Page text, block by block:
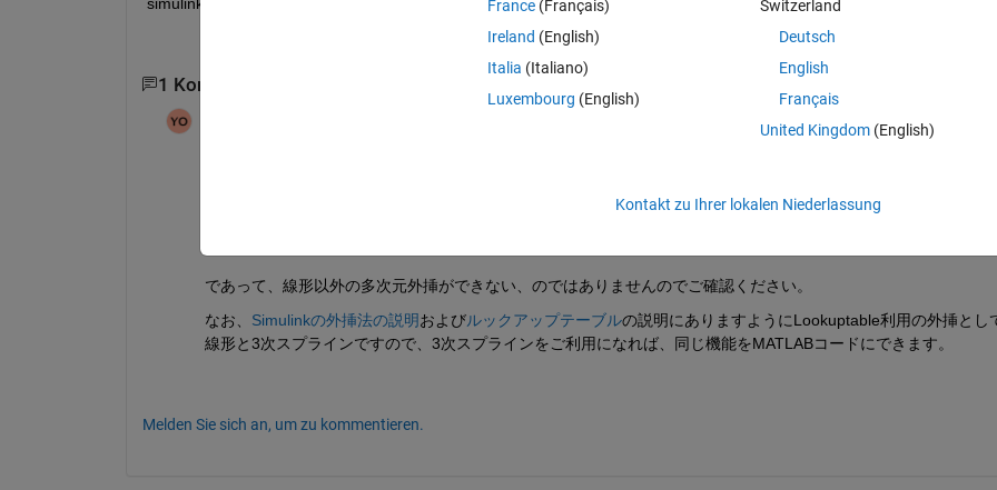
1 Kommentar
interpで外挿できるは
であって、線形以外の多次元外挿ができない、のではありませんのでご確認ください。
なお、 Simulinkの外挿法の説明およびルックアップテーブルの説明にありますようにLookuptable利用の外挿とし
線形と3次スプラインですので、3次スプラインをご利用になれば、同じ機能をMATLABコードにできます。
Melden Sie sich an, um zu kommentieren.
France (Français)
Ireland (English)
Italia (Italiano)
Luxembourg (English)
Switzerland
Deutsch
English
Français
United Kingdom(English)
Kontakt zu Ihrer lokalen Niederlassung